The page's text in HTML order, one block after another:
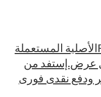
بيع ساعة رولكسRolexالأصلية المستعملة
عرض.إستفد من
ودفع نقدى فورى